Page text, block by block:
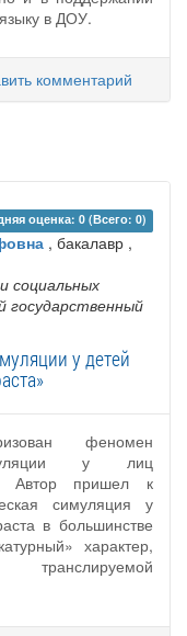
в ДОУ.
комментарий
оценка: 0 (Всего: 0)
, бакалавр ,
социальных
у детей
феномен
у лиц
Автор пришел к
симуляция у
в большинстве
характер,
транслируемой